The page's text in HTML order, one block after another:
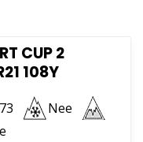
CUP 2
108Y
73
Nee